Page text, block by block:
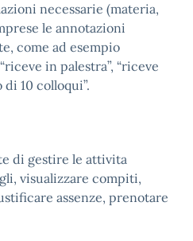
necessarie (materia,
le annotazioni
come ad esempio
in palestra”, “riceve
10 colloqui”.
di gestire le attivita
visualizzare compiti,
assenze, prenotare